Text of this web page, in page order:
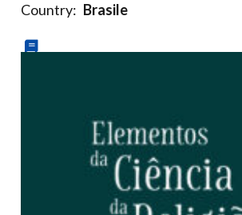
Country: Brasile